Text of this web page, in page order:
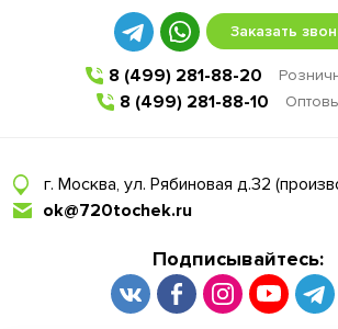
Заказать
8 (499) 281-88-20
8 (499) 281-88-10
г. Москва, ул. Рябиновая д.32
ok@720tochek.ru
Подписывайтесь: